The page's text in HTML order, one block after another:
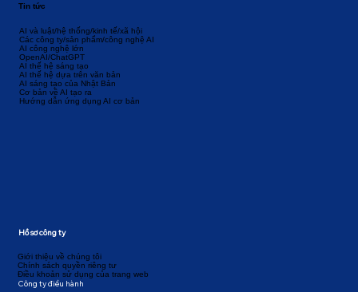
AI và luật/hệ thống/kinh tế/xã hội
Các công ty/sản phẩm/công nghệ AI
AI công nghệ lớn
OpenAI/ChatGPT
AI thế hệ sáng tạo
AI thế hệ dựa trên văn bản
AI sáng tạo của Nhật Bản
Cơ bản về AI tạo ra
Hướng dẫn ứng dụng AI cơ bản
Tin tức
Giới thiệu về chúng tôi
Chính sách quyền riêng tư
Điều khoản sử dụng của trang web
Công ty điều hành
Hồ sơ công ty